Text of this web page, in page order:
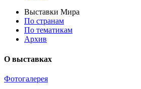
Выставки Мира
По странам
По тематикам
Архив
О выставках
Фотогалерея